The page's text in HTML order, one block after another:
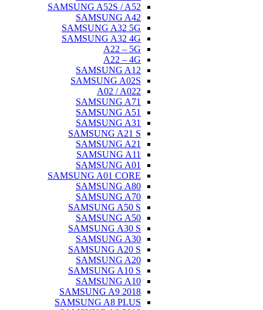
SAMSUNG A52S / A52
SAMSUNG A42
SAMSUNG A32 5G
SAMSUNG A32 4G
A22 – 5G
A22 – 4G
SAMSUNG A12
SAMSUNG A02S
A02 / A022
SAMSUNG A71
SAMSUNG A51
SAMSUNG A31
SAMSUNG A21 S
SAMSUNG A21
SAMSUNG A11
SAMSUNG A01
SAMSUNG A01 CORE
SAMSUNG A80
SAMSUNG A70
SAMSUNG A50 S
SAMSUNG A50
SAMSUNG A30 S
SAMSUNG A30
SAMSUNG A20 S
SAMSUNG A20
SAMSUNG A10 S
SAMSUNG A10
SAMSUNG A9 2018
SAMSUNG A8 PLUS